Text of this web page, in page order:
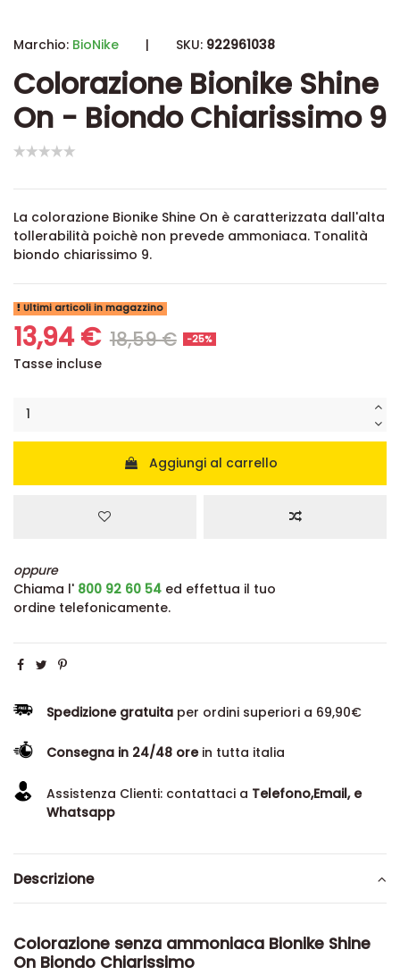
Marchio: BioNike | SKU: 922961038
Colorazione Bionike Shine
On - Biondo Chiarissimo 9
La colorazione Bionike Shine On è caratterizzata dall'alta
tollerabilità poichè non prevede ammoniaca. Tonalità
biondo chiarissimo 9.
Ultimi articoli in magazzino
13,94 € 18,59 € -25%
Tasse incluse
Aggiungi al carrello
oppure
Chiama l' 800 92 60 54 ed effettua il tuo
ordine telefonicamente.
Spedizione gratuita per ordini superiori a 69,90€
Consegna in 24/48 orein tutta italia
Assistenza Clienti: contattaci a Telefono,Email, e
Whatsapp
Descrizione
Colorazione senza ammoniaca Bionike Shine
On Biondo Chiarissimo